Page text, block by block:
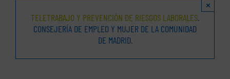
TELETRABAJO Y PREVENCIÓN DE RIESGOS LABORALES.
CONSEJERÍA DE EMPLEO Y MUJER DE LA COMUNIDAD
DE MADRID.
×